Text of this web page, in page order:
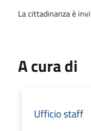
La cittadinanza è
A cura di
Ufficio staff